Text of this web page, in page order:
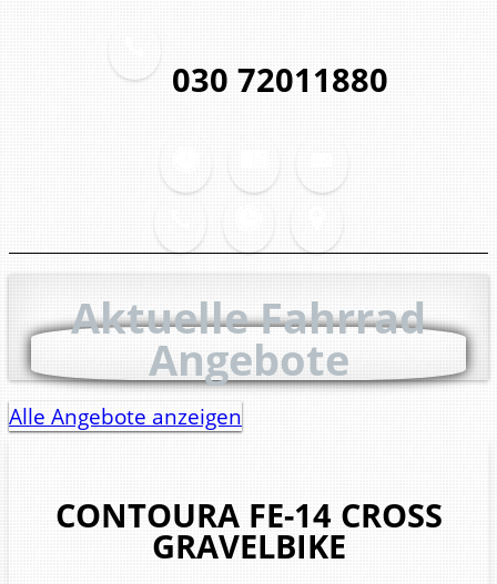
030 72011880
Aktuelle Fahrrad
Angebote
Alle Angebote anzeigen
CONTOURA FE-14 CROSS
GRAVELBIKE